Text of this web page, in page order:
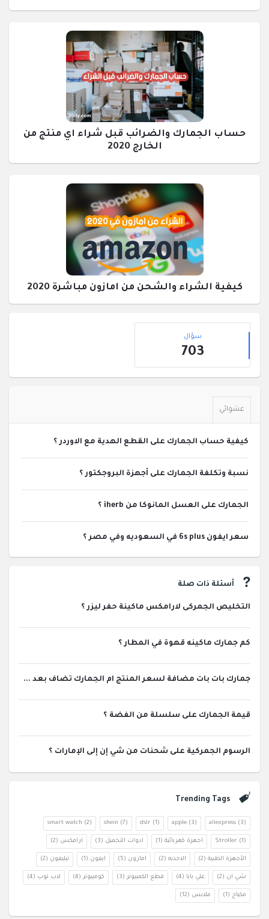
حساب الجمارك والضرائب قبل شراء اي منتج من
الخارج 2020
كيفية الشراء والشحن من امازون مباشرة 2020
القائمة
الجانبية
إحصائيات
سؤال
703
عشوائي
كيفية حساب الجمارك على القطع الهدية مع الاوردر ؟
نسبة وتكلفة الجمارك على أجهزة البروجكتور ؟
الجمارك على العسل المانوكا من iherb ؟
سعر ايفون 6s plus في السعوديه وفي مصر ؟
أسئلة ذات صلة
التخليص الجمركى لارامكس ماكينة حفر ليزر ؟
كم جمارك ماكينه قهوة في المطار ؟
جمارك بات بات مضافة لسعر المنتج ام الجمارك تضاف بعد ...
قيمة الجمارك على سلسلة من الفضة ؟
الرسوم الجمركية على شحنات من شي إن إلى الإمارات ؟
Trending Tags
aliexpress (3)
apple (3)
dslr (1)
shein (7)
smart watch (2)
Stroller (1) اجهزة كهربائية (1) ادوات التجميل (3) ارامكس (2)
الأجهزة الطبية (2) الاحذيه (2) امازون (5) ايفون (1) تيليفون (2)
شي ان (2) علي بابا (4) قطع الكمبيوتر (3) كومبيوتر (4) لاب توب (4)
مكياج (1) ملابس (12)